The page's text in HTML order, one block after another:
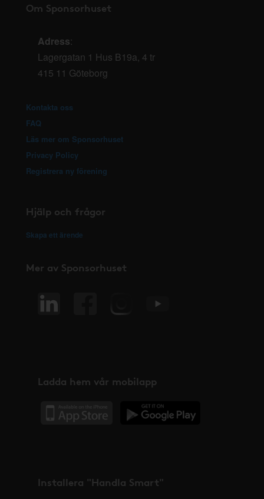
Om Sponsorhuset
Adress:
Lagergatan 1 Hus B19a, 4 tr
415 11 Göteborg
Kontakta oss
FAQ
Läs mer om Sponsorhuset
Privacy Policy
Registrera ny förening
Hjälp och frågor
Skapa ett ärende
Mer av Sponsorhuset
Ladda hem vår mobilapp
Installera "Handla Smart"